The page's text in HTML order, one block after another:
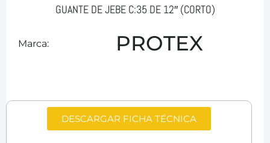
GUANTE DE JEBE C:35 DE 12″ (CORTO)
Marca: PROTEX
DESCARGAR FICHA TÉCNICA